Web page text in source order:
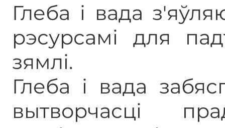
Глеба і вада
рэсурсамі для
зямлі.
Глеба і вада
вытворчасці